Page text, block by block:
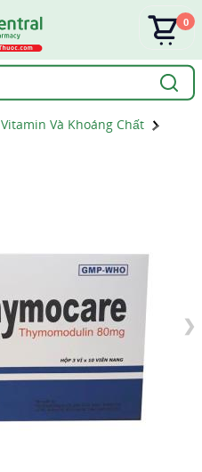
0
Vitamin Và Khoáng Chất
❯